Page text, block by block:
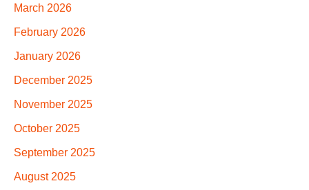
March 2026
February 2026
January 2026
December 2025
November 2025
October 2025
September 2025
August 2025